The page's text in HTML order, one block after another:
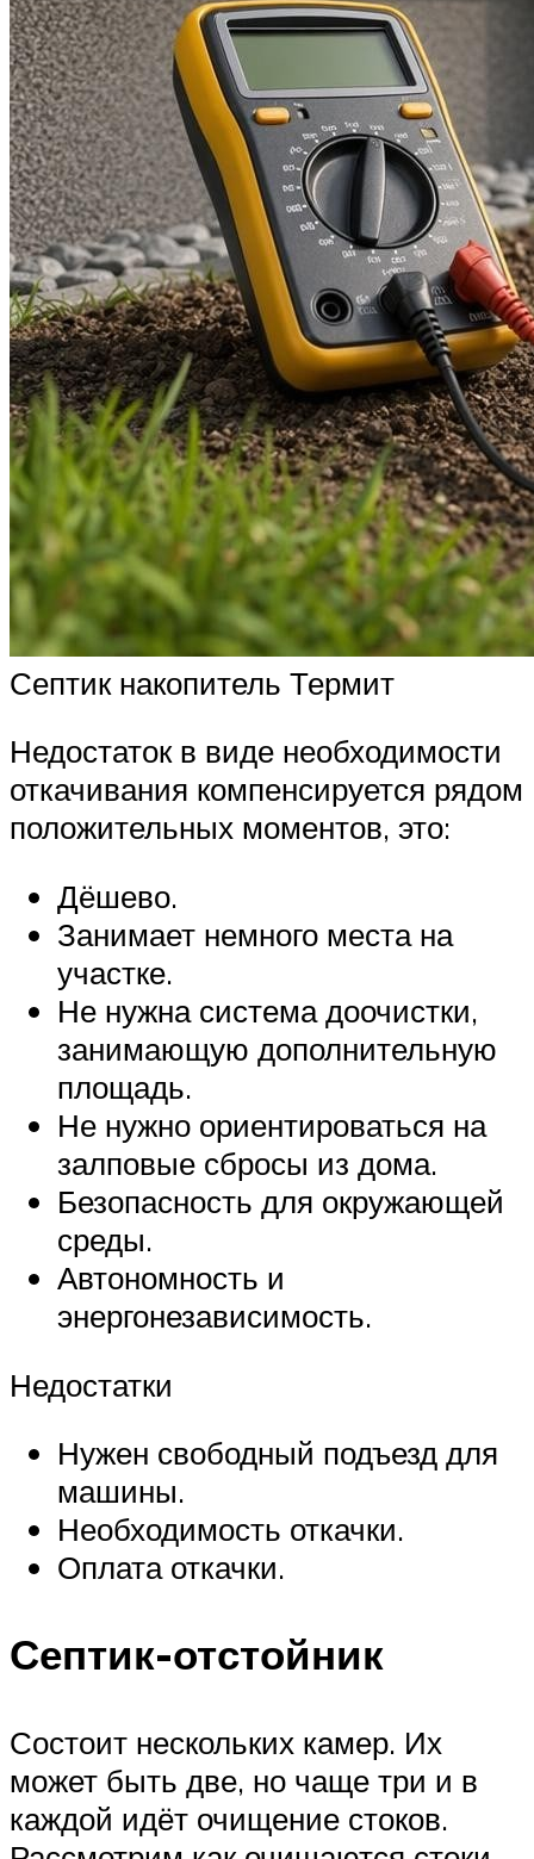
Септик накопитель Термит
Недостаток в виде необходимости
откачивания компенсируется рядом
положительных моментов, это:
Дёшево.
Занимает немного места на
участке.
Не нужна система доочистки,
занимающую дополнительную
площадь.
Не нужно ориентироваться на
залповые сбросы из дома.
Безопасность для окружающей
среды.
Автономность и
энергонезависимость.
Недостатки
Нужен свободный подъезд для
машины.
Необходимость откачки.
Оплата откачки.
Септик-отстойник
Состоит нескольких камер. Их
может быть две, но чаще три и в
каждой идёт очищение стоков.